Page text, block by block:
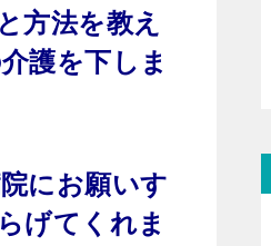
方法を教え
護を下しま
にお願いす
げてくれま